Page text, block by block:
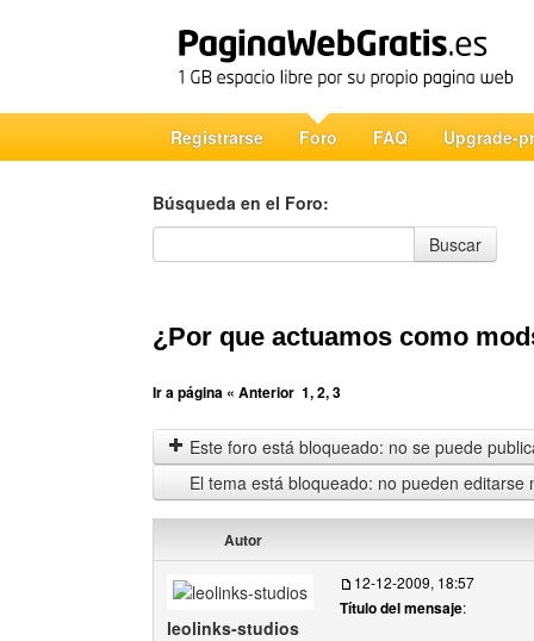
Registrarse Foro FAQ Upgrade-
Búsqueda en el Foro:
Búsqueda en el Foro
Buscar
¿Por que actuamos como
Ir a página « Anterior 1,2,3
Este foro está bloqueado: no se puede
El tema está bloqueado: no pueden editarse
Autor
leolinks-studios
12-12-2009, 18:57
Título del mensaje: